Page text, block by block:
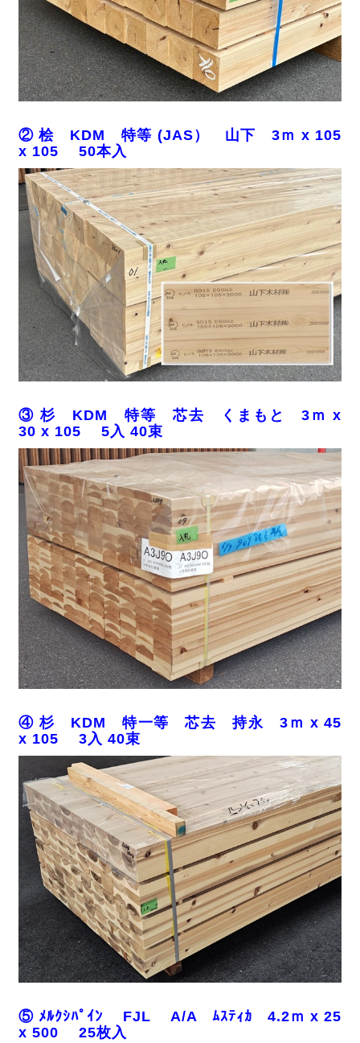
② 桧 KDM 特等 (JAS） 山下 3ｍ x 105
x 105 50本入
③ 杉 KDM 特等 芯去 くまもと 3ｍ x
30 x 105 5入 40束
④ 杉 KDM 特一等 芯去 持永 3ｍ x 45
x 105 3入 40束
⑤ ﾒﾙｸｼﾊﾟｲﾝ FJL A/A ﾑｽﾃｨｶ 4.2ｍ x 25
x 500 25枚入